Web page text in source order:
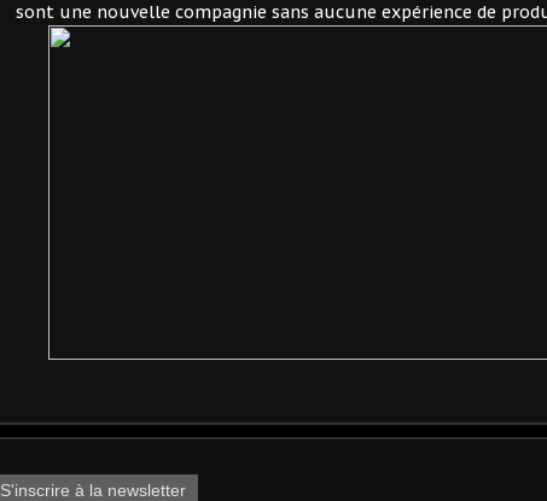
sont une nouvelle compagnie sans aucune expérience de
S'inscrire à la newsletter